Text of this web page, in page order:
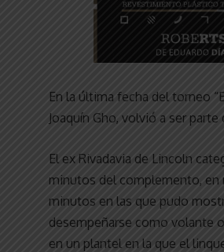
En la última fecha del torneo
Joaquín Gho, volvió a ser
El ex Rivadavia de Lincoln
minutos del complemento, en
minutos en las que pudo
desempeñarse como volante
en un plantel en la que el